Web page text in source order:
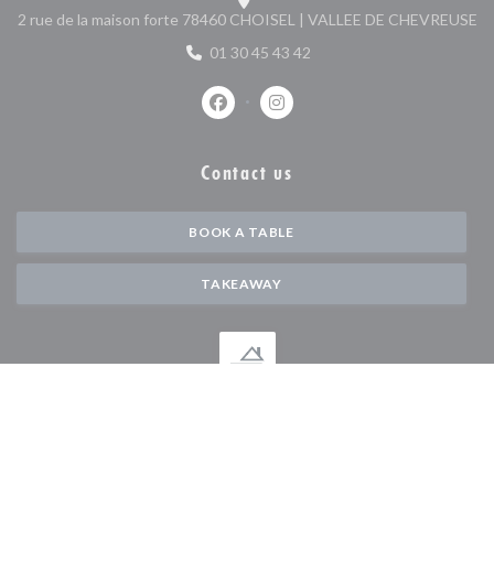
2 rue de la maison forte 78460 CHOISEL | VALLEE DE CHEVREUSE
01 30 45 43 42
Facebook ((opens in a new window))
Instagram ((opens in a new
Contact us
BOOK A TABLE
TAKEAWAY